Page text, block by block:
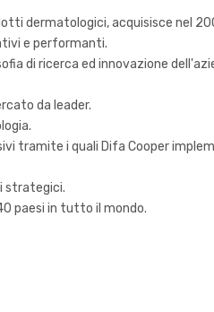
dermatologici, acquisisce nel
e performanti.
di ricerca ed innovazione
da leader.
tramite i quali Difa Cooper
strategici.
paesi in tutto il mondo.